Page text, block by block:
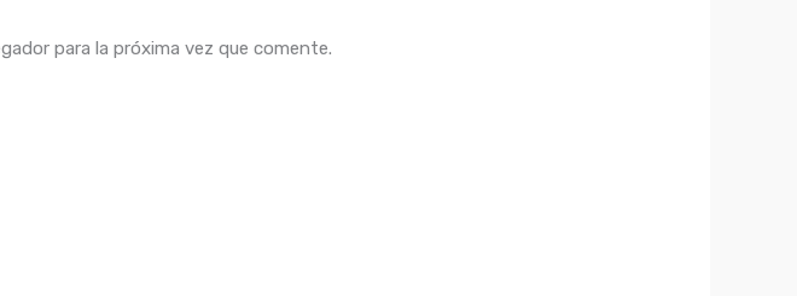
para la próxima vez que comente.